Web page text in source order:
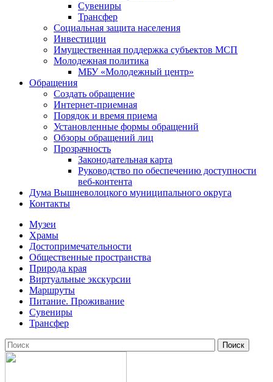
Сувениры
Трансфер
Социальная защита населения
Инвестиции
Имущественная поддержка субъектов МСП
Молодежная политика
МБУ «Молодежный центр»
Обращения
Создать обращение
Интернет-приемная
Порядок и время приема
Установленные формы обращений
Обзоры обращений лиц
Прозрачность
Законодательная карта
Руководство по обеспечению доступности
веб-контента
Дума Вышневолоцкого муниципального округа
Контакты
Музеи
Храмы
Достопримечательности
Общественные пространства
Природа края
Виртуальные экскурсии
Маршруты
Питание. Проживание
Сувениры
Трансфер